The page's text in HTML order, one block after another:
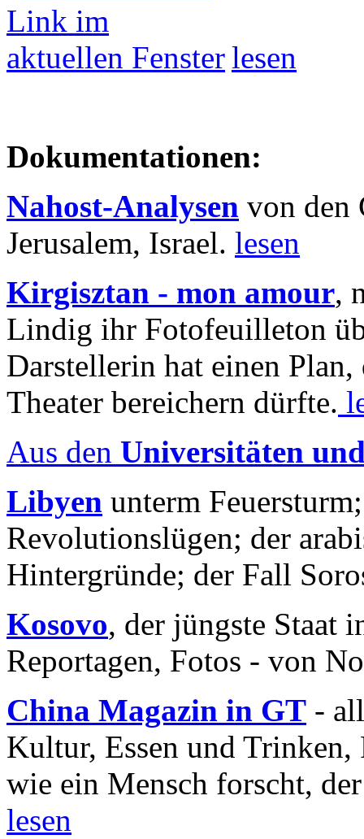
lesen
Dokumentationen:
Nahost-Analysen von den
Jerusalem, Israel. lesen
Kirgisztan - mon amour,
Lindig ihr Fotofeuilleton
Darstellerin hat einen Plan,
Theater bereichern dürfte.
Aus den Universitäten
Libyen unterm
Revolutionslügen; der
Hintergründe; der Fall
Kosovo, der jüngste Staat
Reportagen, Fotos - von
China Magazin in GT -
Kultur, Essen und
wie ein Mensch forscht,
lesen